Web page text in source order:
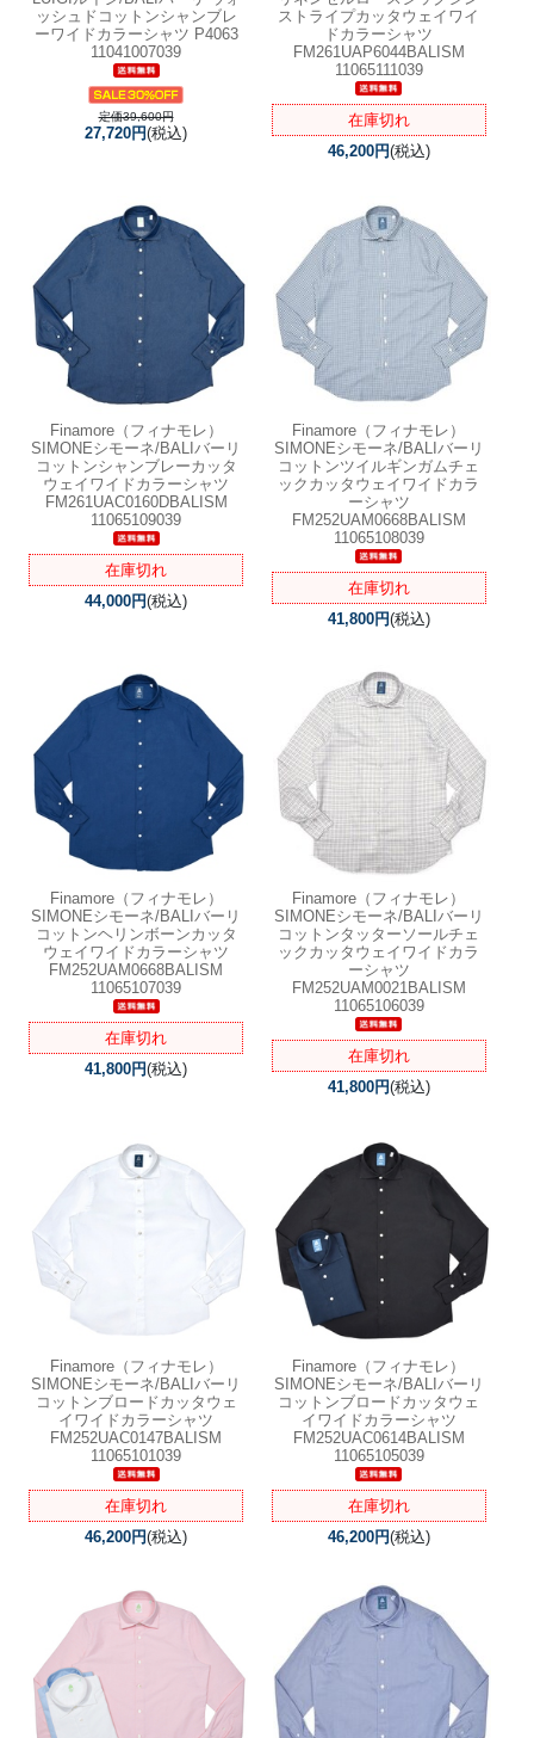
ッシュドコットンシャンブレ
ーワイドカラーシャツ P4063
11041007039
定価39,600円
27,720円(税込)
ストライプカッタウェイワイ
ドカラーシャツ
FM261UAP6044BALISM
11065111039
在庫切れ
46,200円(税込)
Finamore（フィナモレ）
SIMONEシモーネ/BALIバーリ
コットンシャンブレーカッタ
ウェイワイドカラーシャツ
FM261UAC0160DBALISM
11065109039
在庫切れ
44,000円(税込)
Finamore（フィナモレ）
SIMONEシモーネ/BALIバーリ
コットンツイルギンガムチェ
ックカッタウェイワイドカラ
ーシャツ
FM252UAM0668BALISM
11065108039
在庫切れ
41,800円(税込)
Finamore（フィナモレ）
SIMONEシモーネ/BALIバーリ
コットンヘリンボーンカッタ
ウェイワイドカラーシャツ
FM252UAM0668BALISM
11065107039
在庫切れ
41,800円(税込)
Finamore（フィナモレ）
SIMONEシモーネ/BALIバーリ
コットンタッターソールチェ
ックカッタウェイワイドカラ
ーシャツ
FM252UAM0021BALISM
11065106039
在庫切れ
41,800円(税込)
Finamore（フィナモレ）
SIMONEシモーネ/BALIバーリ
コットンブロードカッタウェ
イワイドカラーシャツ
FM252UAC0147BALISM
11065101039
在庫切れ
46,200円(税込)
Finamore（フィナモレ）
SIMONEシモーネ/BALIバーリ
コットンブロードカッタウェ
イワイドカラーシャツ
FM252UAC0614BALISM
11065105039
在庫切れ
46,200円(税込)